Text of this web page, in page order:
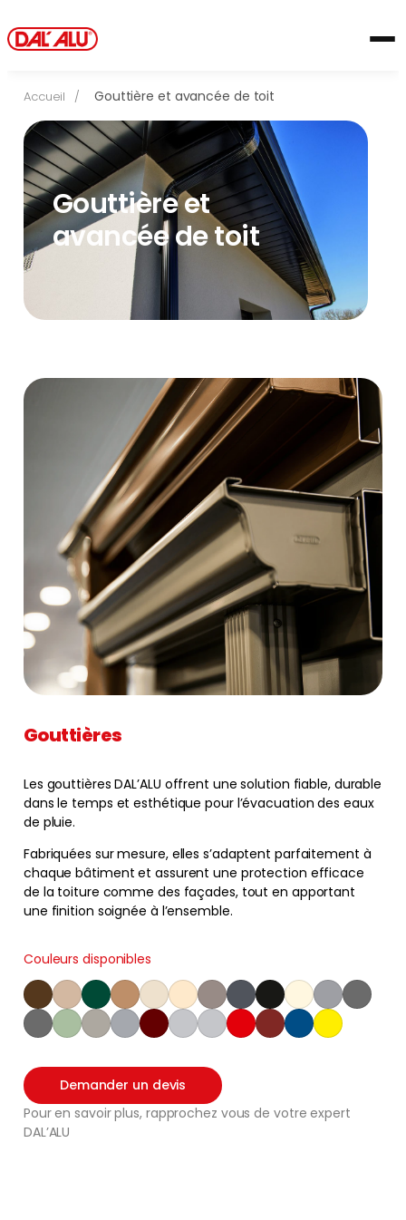
au
Accueil / Gouttière et avancée de toit
Gouttière et
avancée de toit
Gouttières
Les gouttières DAL’ALU offrent une solution fiable, durable
dans le temps et esthétique pour l’évacuation des eaux
de pluie.
Fabriquées sur mesure, elles s’adaptent parfaitement à
chaque bâtiment et assurent une protection efficace
de la toiture comme des façades, tout en apportant
une finition soignée à l’ensemble.
Couleurs disponibles
Demander un devis
Pour en savoir plus, rapprochez vous de votre expert
DAL’ALU